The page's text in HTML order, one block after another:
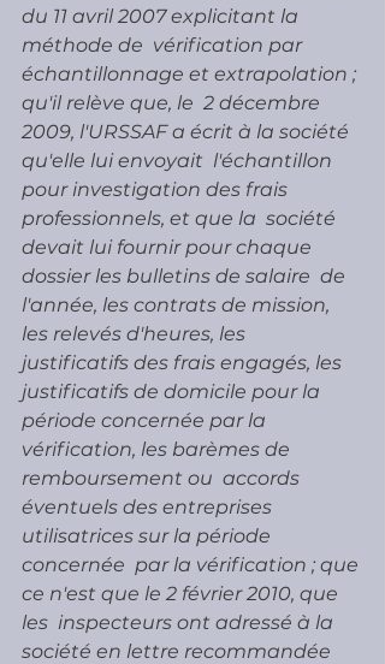
du 11 avril 2007 explicitant la
méthode de  vérification par
échantillonnage et extrapolation ;
qu'il relève que, le  2 décembre
2009, l'URSSAF a écrit à la société
qu'elle lui envoyait  l'échantillon
pour investigation des frais
professionnels, et que la  société
devait lui fournir pour chaque
dossier les bulletins de salaire  de
l'année, les contrats de mission,
les relevés d'heures, les
justificatifs des frais engagés, les
justificatifs de domicile pour la
période concernée par la
vérification, les barèmes de
remboursement ou  accords
éventuels des entreprises
utilisatrices sur la période
concernée  par la vérification ; que
ce n'est que le 2 février 2010, que
les  inspecteurs ont adressé à la
société en lettre recommandée